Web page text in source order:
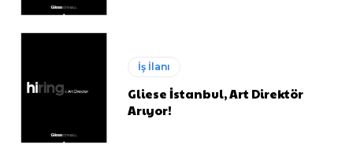
İş İlanı
Gliese İstanbul, Art Direktör
Arıyor!